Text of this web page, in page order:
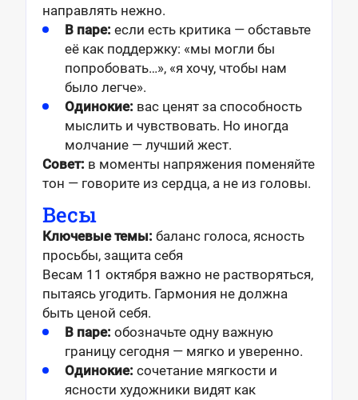
направлять нежно.
В паре: если есть критика — обставьте
её как поддержку: «мы могли бы
попробовать…», «я хочу, чтобы нам
было легче».
Одинокие: вас ценят за способность
мыслить и чувствовать. Но иногда
молчание — лучший жест.
Совет: в моменты напряжения поменяйте
тон — говорите из сердца, а не из головы.
Весы
Ключевые темы: баланс голоса, ясность
просьбы, защита себя
Весам 11 октября важно не растворяться,
пытаясь угодить. Гармония не должна
быть ценой себя.
В паре: обозначьте одну важную
границу сегодня — мягко и уверенно.
Одинокие: сочетание мягкости и
ясности художники видят как